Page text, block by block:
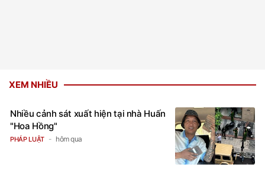
XEM NHIỀU
Nhiều cảnh sát xuất hiện tại nhà Huấn
"Hoa Hồng"
PHÁP LUẬT hôm qua